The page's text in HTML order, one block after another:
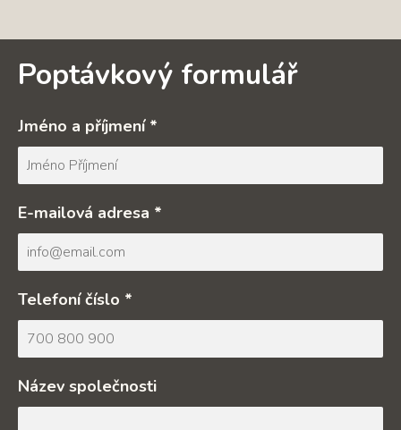
Poptávkový formulář
Jméno a příjmení *
E-mailová adresa *
Telefoní číslo *
Název společnosti